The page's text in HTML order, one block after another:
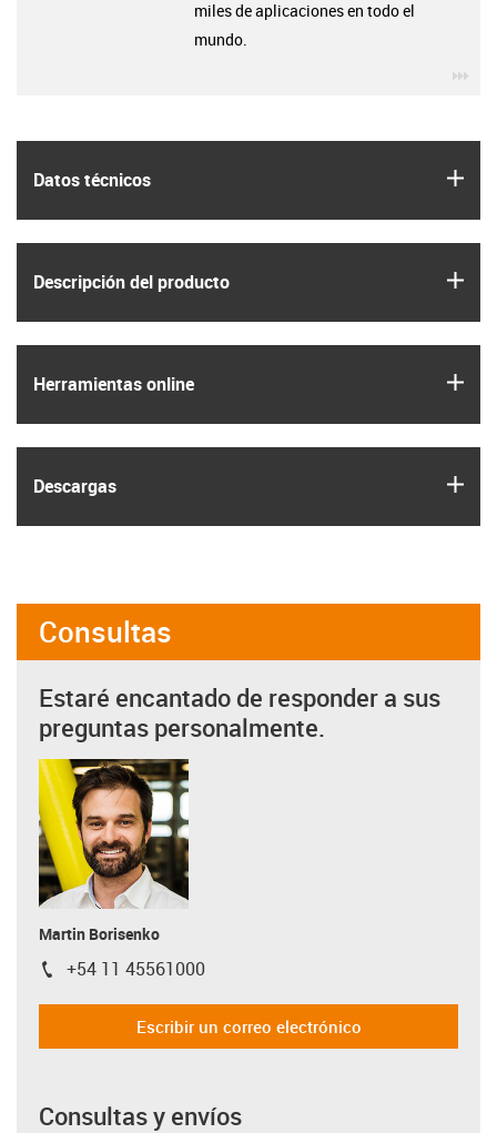
Datos técnicos
Descripción del producto
Herramientas online
Descargas
miles de aplicaciones en todo el
mundo.
Consultas
Estaré encantado de responder a sus
preguntas personalmente.
Martin Borisenko
igus-icon-phone
+54 11 45561000
Escribir un correo electrónico
Consultas y envíos